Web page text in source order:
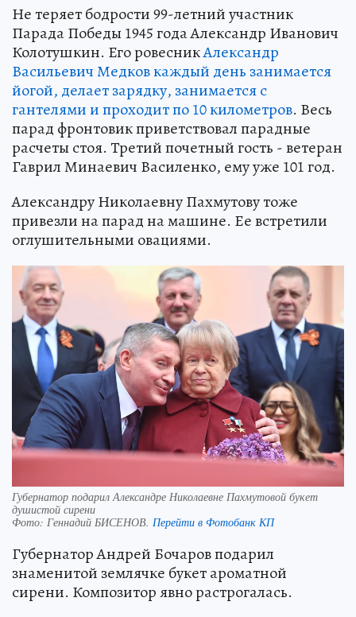
Не теряет бодрости 99-летний участник
Парада Победы 1945 года Александр Иванович
Колотушкин. Его ровесникАлександр
Васильевич Медков каждый день занимается
йогой, делает зарядку, занимается с
гантелями и проходит по 10 километров. Весь
парад фронтовик приветствовал парадные
расчеты стоя. Третий почетный гость - ветеран
Гаврил Минаевич Василенко, ему уже 101 год.
Александру Николаевну Пахмутову тоже
привезли на парад на машине. Ее встретили
оглушительными овациями.
Губернатор подарил Александре Николаевне Пахмутовой букет
душистой сирени
Фото: Геннадий БИСЕНОВ. Перейти в Фотобанк КП
Губернатор Андрей Бочаров подарил
знаменитой землячке букет ароматной
сирени. Композитор явно растрогалась.